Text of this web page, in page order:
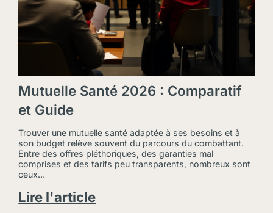
Mutuelle Santé 2026 : Comparatif
et Guide
Trouver une mutuelle santé adaptée à ses besoins et à
son budget relève souvent du parcours du combattant.
Entre des offres pléthoriques, des garanties mal
comprises et des tarifs peu transparents, nombreux sont
ceux…
Lire l'article